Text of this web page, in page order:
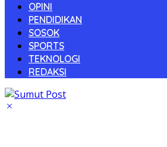
OPINI
PENDIDIKAN
SOSOK
SPORTS
TEKNOLOGI
REDAKSI